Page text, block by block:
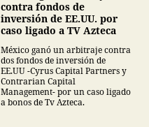
contra fondos de
inversión de EE.UU. por
caso ligado a TV Azteca
México ganó un arbitraje contra
dos fondos de inversión de
EE.UU -Cyrus Capital Partners y
Contrarian Capital
Management- por un caso ligado
a bonos de Tv Azteca.